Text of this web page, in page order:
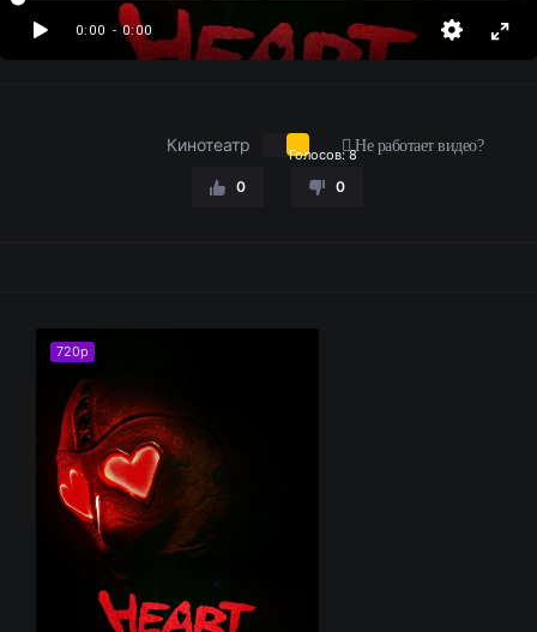
0:00 - 0:00
Кинотеатр Не работает видео?
0 0
Голосов:8
720p